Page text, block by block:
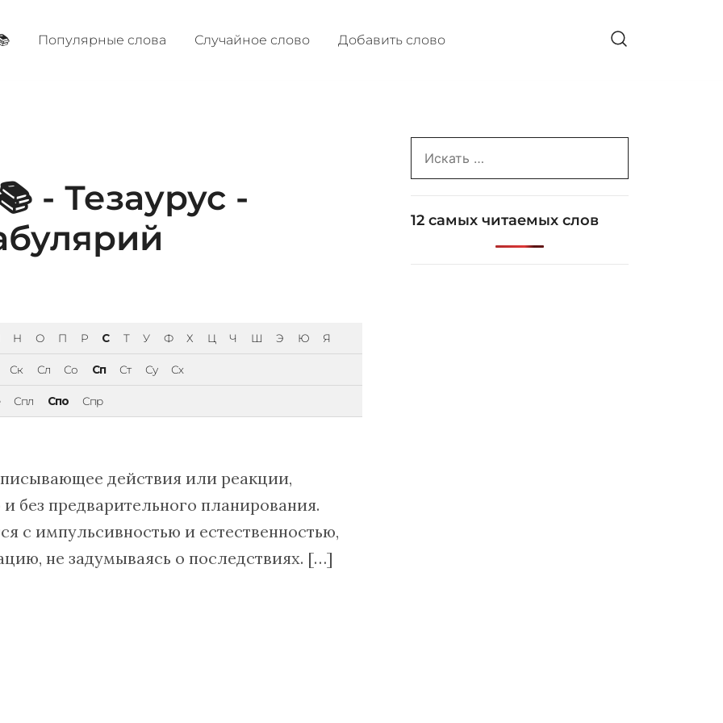
Популярные cлова Случайное слово Добавить слово
- Тезаурус -
Н О П Р С Т У Ф Х Ц Ч Ш Э Ю Я
Ск Сл Со Сп Ст Су Сх
Спл Спо Спр
действия или реакции,
без предварительного планирования.
с импульсивностью и естественностью,
не задумываясь о последствиях. […]
for:
12 самых читаемых слов